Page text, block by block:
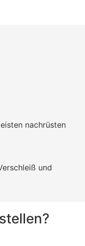
nachrüsten
und